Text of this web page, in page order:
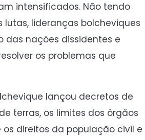
intensificados. Não tendo
lutas, lideranças bolcheviques
das nações dissidentes e
os problemas que
lançou decretos de
terras, os limites dos órgãos
direitos da população civil e